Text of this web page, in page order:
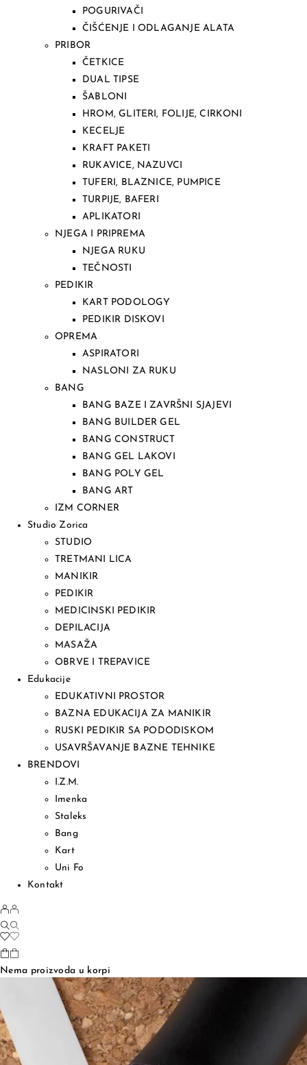
POGURIVAČI
ČIŠĆENJE I ODLAGANJE ALATA
PRIBOR
ČETKICE
DUAL TIPSE
ŠABLONI
HROM, GLITERI, FOLIJE, CIRKONI
KECELJE
KRAFT PAKETI
RUKAVICE, NAZUVCI
TUFERI, BLAZNICE, PUMPICE
TURPIJE, BAFERI
APLIKATORI
NJEGA I PRIPREMA
NJEGA RUKU
TEČNOSTI
PEDIKIR
KART PODOLOGY
PEDIKIR DISKOVI
OPREMA
ASPIRATORI
NASLONI ZA RUKU
BANG
BANG BAZE I ZAVRŠNI SJAJEVI
BANG BUILDER GEL
BANG CONSTRUCT
BANG GEL LAKOVI
BANG POLY GEL
BANG ART
IZM CORNER
Studio Zorica
STUDIO
TRETMANI LICA
MANIKIR
PEDIKIR
MEDICINSKI PEDIKIR
DEPILACIJA
MASAŽA
OBRVE I TREPAVICE
Edukacije
EDUKATIVNI PROSTOR
BAZNA EDUKACIJA ZA MANIKIR
RUSKI PEDIKIR SA PODODISKOM
USAVRŠAVANJE BAZNE TEHNIKE
BRENDOVI
I.Z.M.
Imenka
Staleks
Bang
Kart
Uni Fo
Kontakt
Nema proizvoda u korpi